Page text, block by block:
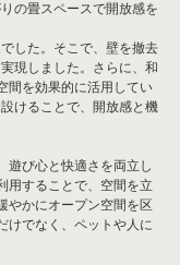
の畳スペースで開放感を
した。そこで、壁を撤去
現しました。さらに、和
間を効果的に活用してい
けることで、開放感と機
遊び心と快適さを両立し
用することで、空間を立
やかにオープン空間を区
けでなく、ペットや人に